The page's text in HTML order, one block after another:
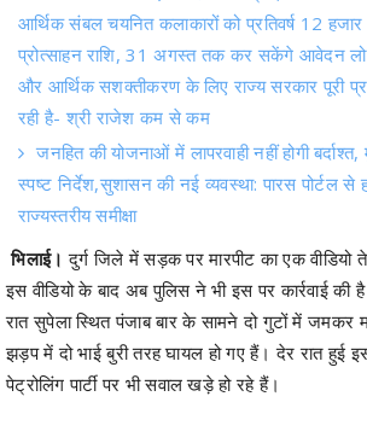
और आर्थिक सशक्तीकरण के लिए राज्य सरकार पूरी
रही है- श्री राजेश कम से कम
जनहित की योजनाओं में लापरवाही नहीं होगी
स्पष्ट निर्देश,सुशासन की नई व्यवस्था: पारस पोर्टल से
राज्यस्तरीय समीक्षा
भिलाई।दुर्ग जिले में सड़क पर मारपीट का एक वीडियो
इस वीडियो के बाद अब पुलिस ने भी इस पर कार्रवाई की
रात सुपेला स्थित पंजाब बार के सामने दो गुटों में जमकर
झड़प में दो भाई बुरी तरह घायल हो गए हैं। देर रात हुई
पेट्रोलिंग पार्टी पर भी सवाल खड़े हो रहे हैं।